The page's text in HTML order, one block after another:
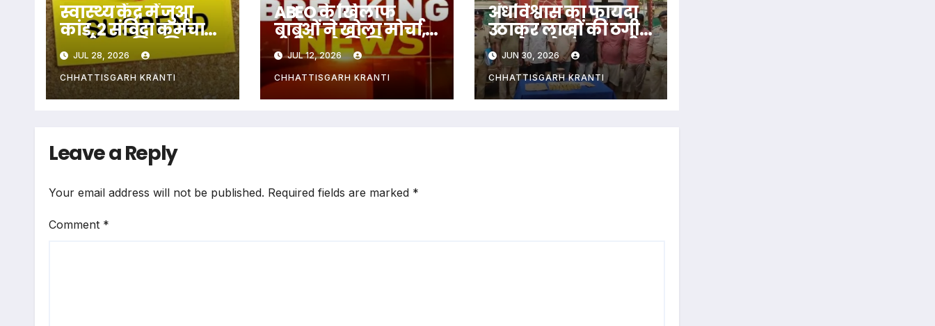
स्वास्थ्य केंद्र में जुआ
कांड, 2 संविदा कर्मचारी
बर्खास्त, 3 नियमित
कर्मचारी निलंबित…
JUL 28, 2026
CHHATTISGARH KRANTI
ABEO के खिलाफ
बाबुओं ने खोला मोर्चा,
डीईओ को लिखित
शिकायत पर अब तक
नहीं हुई कार्रवाई
JUL 12, 2026
CHHATTISGARH KRANTI
अंधविश्वास का फायदा
उठाकर लाखों की ठगी
करने वाले अंतरराज्यीय
गिरोह का पर्दाफाश,
महाराष्ट्र से 6 आरोपी
गिरफ्तार
JUN 30, 2026
CHHATTISGARH KRANTI
Leave a Reply
Your email address will not be published. Required fields are marked *
Comment *